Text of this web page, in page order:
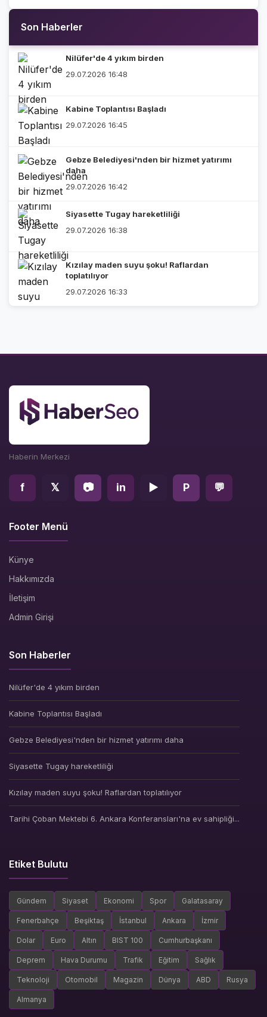
Son Haberler
Nilüfer'de 4 yıkım birden
29.07.2026 16:48
Kabine Toplantısı Başladı
29.07.2026 16:45
Gebze Belediyesi'nden bir hizmet yatırımı
daha
29.07.2026 16:42
Siyasette Tugay hareketliliği
29.07.2026 16:38
Kızılay maden suyu şoku! Raflardan
toplatılıyor
29.07.2026 16:33
Haberin Merkezi
f 𝕏 📷 in ▶ P 💬
Footer Menü
Künye
Hakkımızda
İletişim
Admin Girişi
Son Haberler
Nilüfer'de 4 yıkım birden
Kabine Toplantısı Başladı
Gebze Belediyesi'nden bir hizmet yatırımı daha
Siyasette Tugay hareketliliği
Kızılay maden suyu şoku! Raflardan toplatılıyor
Tarihi Çoban Mektebi 6. Ankara Konferansları'na ev sahipliği...
Etiket Bulutu
Gündem Siyaset Ekonomi Spor Galatasaray
Fenerbahçe Beşiktaş İstanbul Ankara İzmir
Dolar Euro Altın BIST 100 Cumhurbaşkanı
Deprem Hava Durumu Trafik Eğitim Sağlık
Teknoloji Otomobil Magazin Dünya ABD Rusya
Almanya